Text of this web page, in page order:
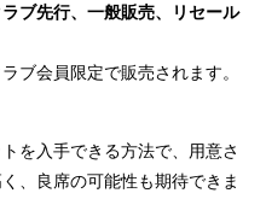
ブ先行、一般販売、リセール
ブ会員限定で販売されます。
を入手できる方法で、用意さ
、良席の可能性も期待できま